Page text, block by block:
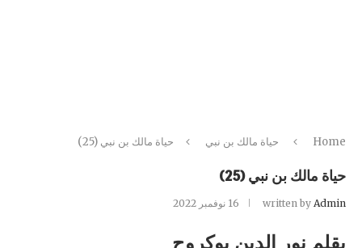
Home حياة مالك بن نبي حياة مالك بن نبي (25)‏
حياة مالك بن نبي (25)‏
written by Admin 16 نوفمبر 2022
بقلم نور الدين بوكروح